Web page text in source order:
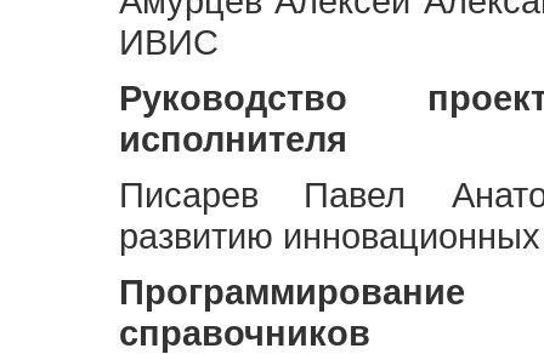
ИВИС
Руководство
исполнителя
Писарев Павел
развитию
Программирование
справочников